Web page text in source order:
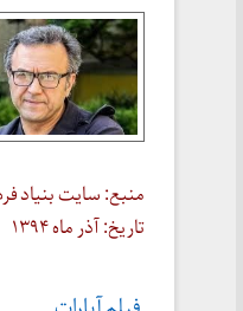
منبع: سایت بنیاد
تاریخ: آذر ماه ۱۳۹۴